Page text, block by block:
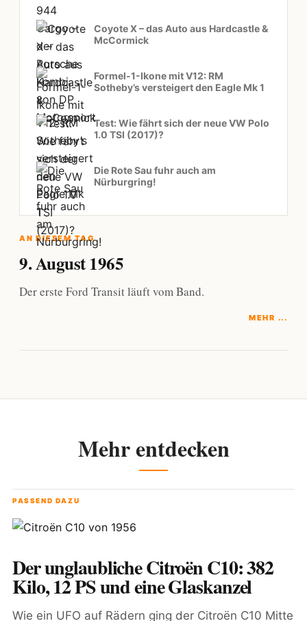
Coyote X – das Auto aus Hardcastle &
McCormick
Formel-1-Ikone mit V12: RM
Sotheby’s versteigert den Eagle Mk 1
Test: Wie fährt sich der neue VW Polo
1.0 TSI (2017)?
Die Rote Sau fuhr auch am
Nürburgring!
AN DIESEM TAG
9. August 1965
Der erste Ford Transit läuft vom Band.
MEHR ...
Mehr entdecken
PASSEND DAZU
Der unglaubliche Citroën C10: 382
Kilo, 12 PS und eine Glaskanzel
Wie ein UFO auf Rädern ging der Citroën C10 Mitte